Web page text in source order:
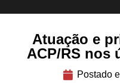
Atuação e
ACP/RS nos
Postado